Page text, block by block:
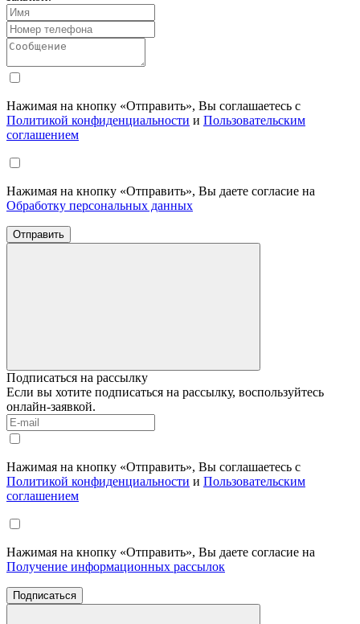
Нажимая на кнопку «Отправить», Вы соглашаетесь с
Политикой конфиденциальности и Пользовательским
соглашением
Нажимая на кнопку «Отправить», Вы даете согласие на
Обработку персональных данных
Отправить
Подписаться на рассылку
Если вы хотите подписаться на рассылку, воспользуйтесь
онлайн-заявкой.
Нажимая на кнопку «Отправить», Вы соглашаетесь с
Политикой конфиденциальности и Пользовательским
соглашением
Нажимая на кнопку «Отправить», Вы даете согласие на
Получение информационных рассылок
Подписаться